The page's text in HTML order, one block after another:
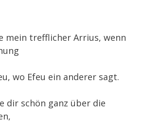
mein trefflicher Arrius, wenn
wo Efeu ein anderer sagt.
dir schön ganz über die